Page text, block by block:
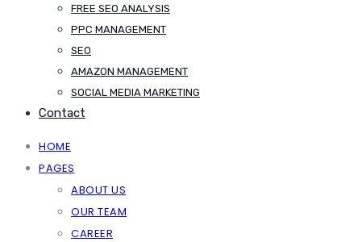
FREE SEO ANALYSIS
PPC MANAGEMENT
SEO
AMAZON MANAGEMENT
SOCIAL MEDIA MARKETING
Contact
HOME
PAGES
ABOUT US
OUR TEAM
CAREER